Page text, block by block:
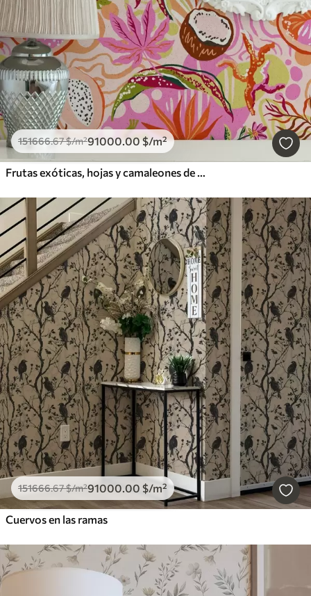
151666.67$/m²91000.00$/m²
Frutas exóticas, hojas y camaleones de estilo tropical
151666.67$/m²91000.00 $/m²
Cuervos en las ramas